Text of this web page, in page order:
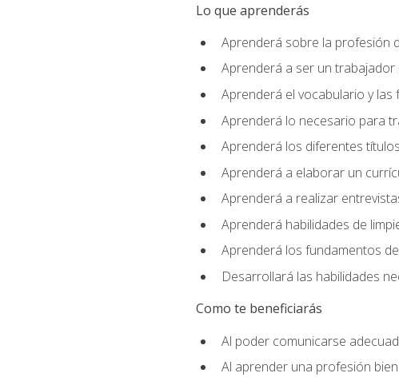
Lo que aprenderás
Aprenderá sobre la profesión
Aprenderá a ser un
Aprenderá el vocabulario y
Aprenderá lo necesario para
Aprenderá los diferentes
Aprenderá a elaborar un
Aprenderá a realizar
Aprenderá habilidades de
Aprenderá los fundamentos
Desarrollará las habilidades
Como te beneficiarás
Al poder comunicarse
Al aprender una profesión